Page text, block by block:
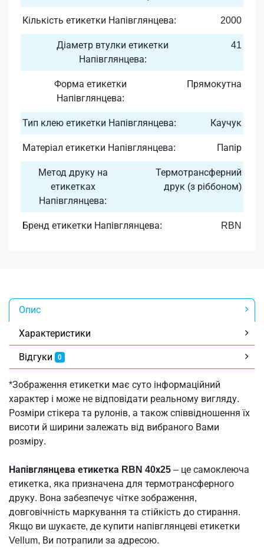
Кількість етикетки Напівглянцева: 2000
Діаметр втулки етикетки
Напівглянцева:
41
Форма етикетки
Напівглянцева:
Прямокутна
Тип клею етикетки Напівглянцева: Каучук
Матеріал етикетки Напівглянцева: Папір
Метод друку на
етикетках
Напівглянцева:
Термотрансферний
друк (з ріббоном)
Бренд етикетки Напівглянцева: RBN
Опис
Характеристики
Відгуки 0
*Зображення етикетки має суто інформаційний
характер і може не відповідати реальному вигляду.
Розміри стікера та рулонів, а також співвідношення їх
висоти й ширини залежать від вибраного Вами
розміру.
Напівглянцева етикетка RBN 40х25 – це самоклеюча
етикетка, яка призначена для термотрансферного
друку. Вона забезпечує чітке зображення,
довговічність маркування та стійкість до стирання.
Якщо ви шукаєте, де купити напівглянцеві етикетки
Vellum, Ви потрапили за адресою.